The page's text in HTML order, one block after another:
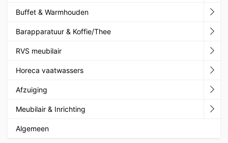
Buffet & Warmhouden
Barapparatuur & Koffie/Thee
RVS meubilair
Horeca vaatwassers
Afzuiging
Meubilair & Inrichting
Algemeen